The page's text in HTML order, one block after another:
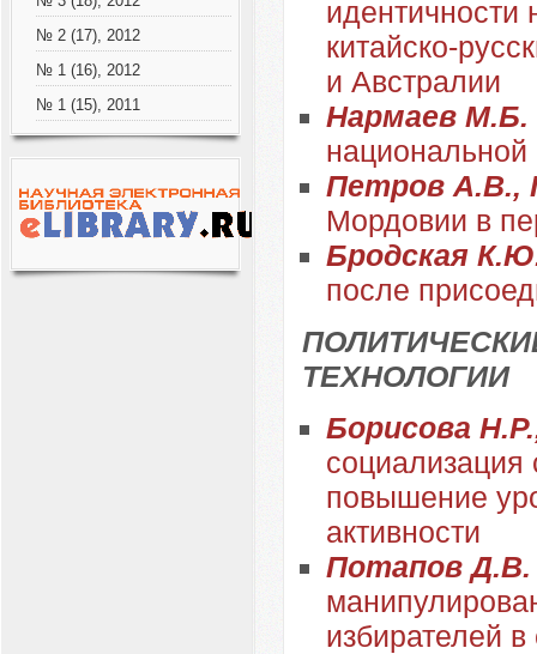
№ 2 (17), 2012
№ 1 (16), 2012
№ 1 (15), 2011
китайско-
и Австралии
Нармаев М.Б.
национальной
Петров
Мордовии в
Бродская
после
ТЕХНОЛОГИИ
Борисова
повышение
активности
Потапов
избирателей